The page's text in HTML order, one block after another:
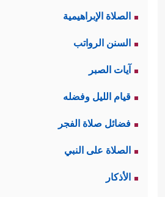
الصلاة الإبراهيمية
السنن الرواتب
آيات الصبر
قيام الليل وفضله
فضائل صلاة الفجر
الصلاة على النبي
الأذكار